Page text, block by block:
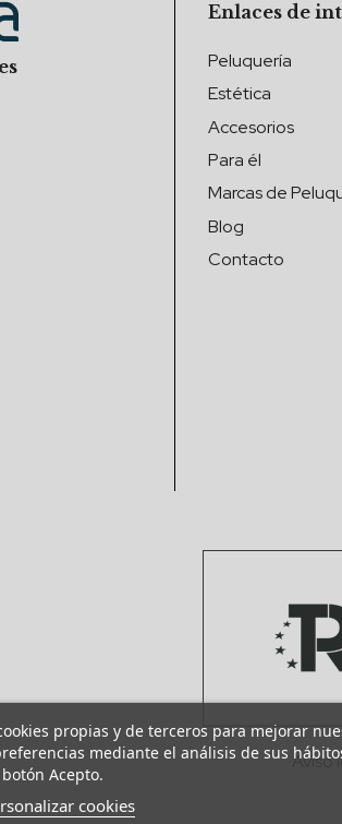
Enlaces de
Peluquería
Estética
Accesorios
Para él
Marcas de
Blog
Contacto
propias y de terceros para mejorar
mediante el análisis de sus
Acepto.
cookies
Aviso